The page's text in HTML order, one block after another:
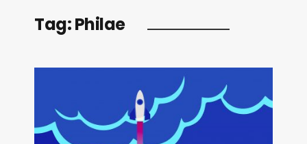
Tag:Philae